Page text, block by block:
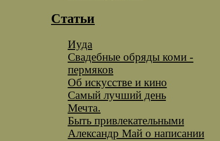
Статьи
Иуда
Свадебные обряды коми -
пермяков
Об искусстве и кино
Самый лучший день
Мечта.
Быть привлекательными
Александр Май о написании